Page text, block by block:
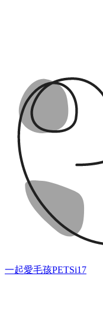
一起愛毛孩PETSi17